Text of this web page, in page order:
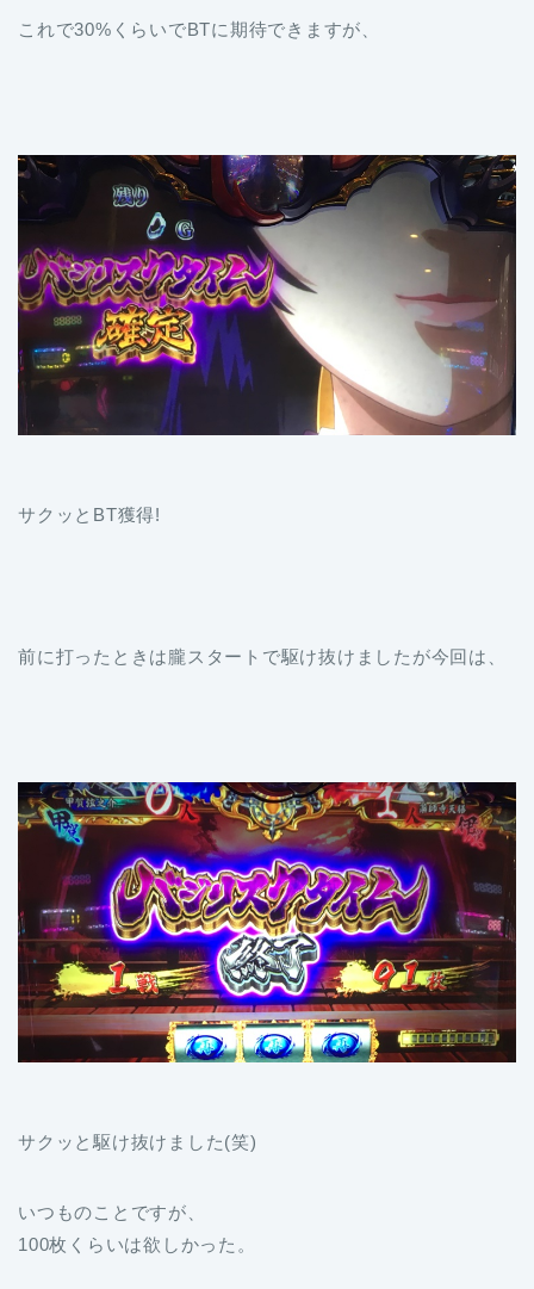
これで30%くらいでBTに期待できますが、
サクッとBT獲得!
前に打ったときは朧スタートで駆け抜けましたが今回は、
サクッと駆け抜けました(笑)
いつものことですが、
100枚くらいは欲しかった。